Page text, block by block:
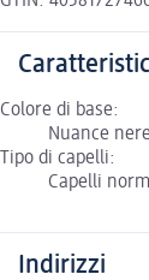
Colore di base:
Nuance nere
Tipo di capelli:
Capelli
Indirizzi